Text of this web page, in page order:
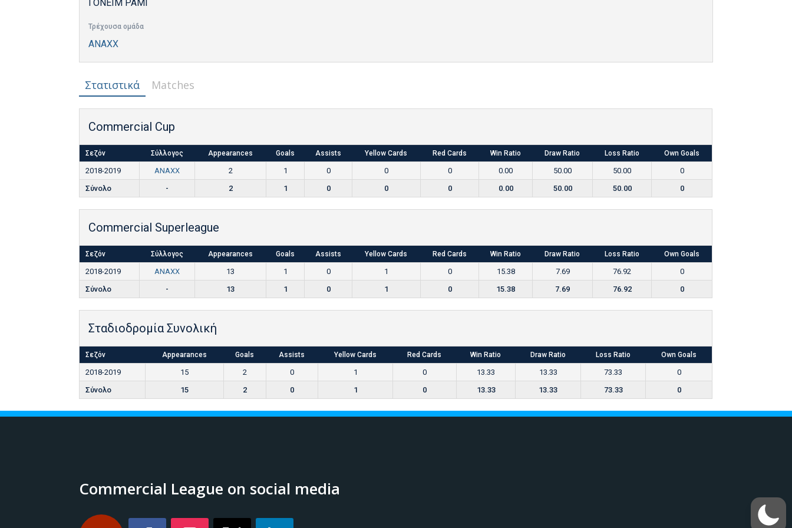
ΓΟΝΕΙΜ ΡΑΜΙ
Τρέχουσα ομάδα
ANAXX
Στατιστικά Matches
Commercial Cup
Σεζόν Σύλλογος Appearances Goals Assists Yellow Cards Red Cards Win Ratio Draw Ratio Loss Ratio Own Goals
2018-2019 ANAXX 2 1 0 0 0 0.00 50.00 50.00
0
Σύνολο
- 2 1 0 0 0 0.00 50.00 50.00 0
Commercial Superleague
Σεζόν Σύλλογος Appearances Goals Assists Yellow Cards Red Cards Win Ratio Draw Ratio Loss Ratio Own Goals
2018-2019 ANAXX 13 1 0 1 0 15.38 7.69 76.92
0
Σύνολο
- 13 1 0 1 0 15.38 7.69 76.92 0
Σταδιοδρομία Συνολική
Σεζόν Appearances Goals Assists Yellow Cards Red Cards Win Ratio Draw Ratio Loss Ratio Own Goals
2018-2019 15 2 0 1 0 13.33 13.33 73.33
0
Σύνολο
15 2 0 1 0 13.33 13.33 73.33 0
Commercial League on social media